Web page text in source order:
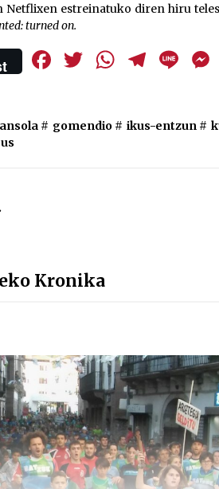
Netflixen estreinatuko diren hiru
turned on.
Facebook
Twitter
# gomendio # ikus-entzun #
Kronika